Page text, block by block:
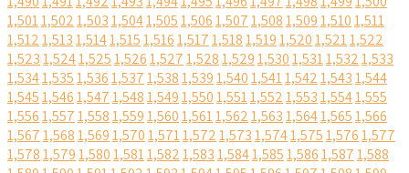
1,5011,5021,5031,5041,5051,5061,5071,5081,5091,5101,511
1,5121,5131,5141,5151,5161,5171,5181,5191,5201,5211,522
1,5231,5241,5251,5261,5271,5281,5291,5301,5311,5321,533
1,5341,5351,5361,5371,5381,5391,5401,5411,5421,5431,544
1,5451,5461,5471,5481,5491,5501,5511,5521,5531,5541,555
1,5561,5571,5581,5591,5601,5611,5621,5631,5641,5651,566
1,5671,5681,5691,5701,5711,5721,5731,5741,5751,5761,577
1,5781,5791,5801,5811,5821,5831,5841,5851,5861,5871,588